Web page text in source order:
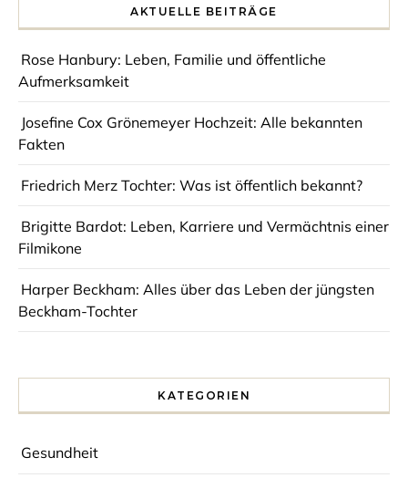
AKTUELLE BEITRÄGE
Rose Hanbury: Leben, Familie und öffentliche
Aufmerksamkeit
Josefine Cox Grönemeyer Hochzeit: Alle bekannten
Fakten
Friedrich Merz Tochter: Was ist öffentlich bekannt?
Brigitte Bardot: Leben, Karriere und Vermächtnis einer
Filmikone
Harper Beckham: Alles über das Leben der jüngsten
Beckham-Tochter
KATEGORIEN
Gesundheit